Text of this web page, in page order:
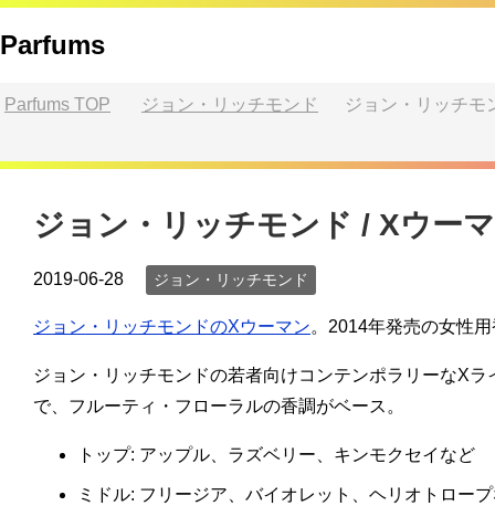
Parfums
Parfums TOP ジョン・リッチモンド ジョン・リッチモ
ジョン・リッチモンド / Xウー
2019-06-28 ジョン・リッチモンド
ジョン・リッチモンドのXウーマン。2014年発売の女性
ジョン・リッチモンドの若者向けコンテンポラリーなXラ
で、フルーティ・フローラルの香調がベース。
トップ: アップル、ラズベリー、キンモクセイなど
ミドル: フリージア、バイオレット、ヘリオトロー